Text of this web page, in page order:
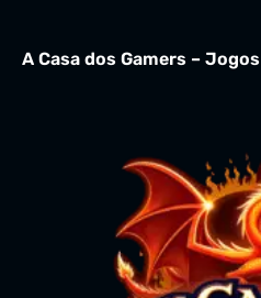
A Casa dos Gamers –